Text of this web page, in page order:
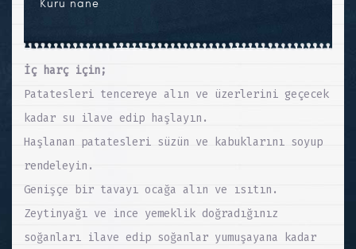
İç harç için;
Patatesleri tencereye alın ve üzerlerini geçecek
kadar su ilave edip haşlayın.
Haşlanan patatesleri süzün ve kabuklarını soyup
rendeleyin.
Genişçe bir tavayı ocağa alın ve ısıtın.
Zeytinyağı ve ince yemeklik doğradığınız
soğanları ilave edip soğanlar yumuşayana kadar